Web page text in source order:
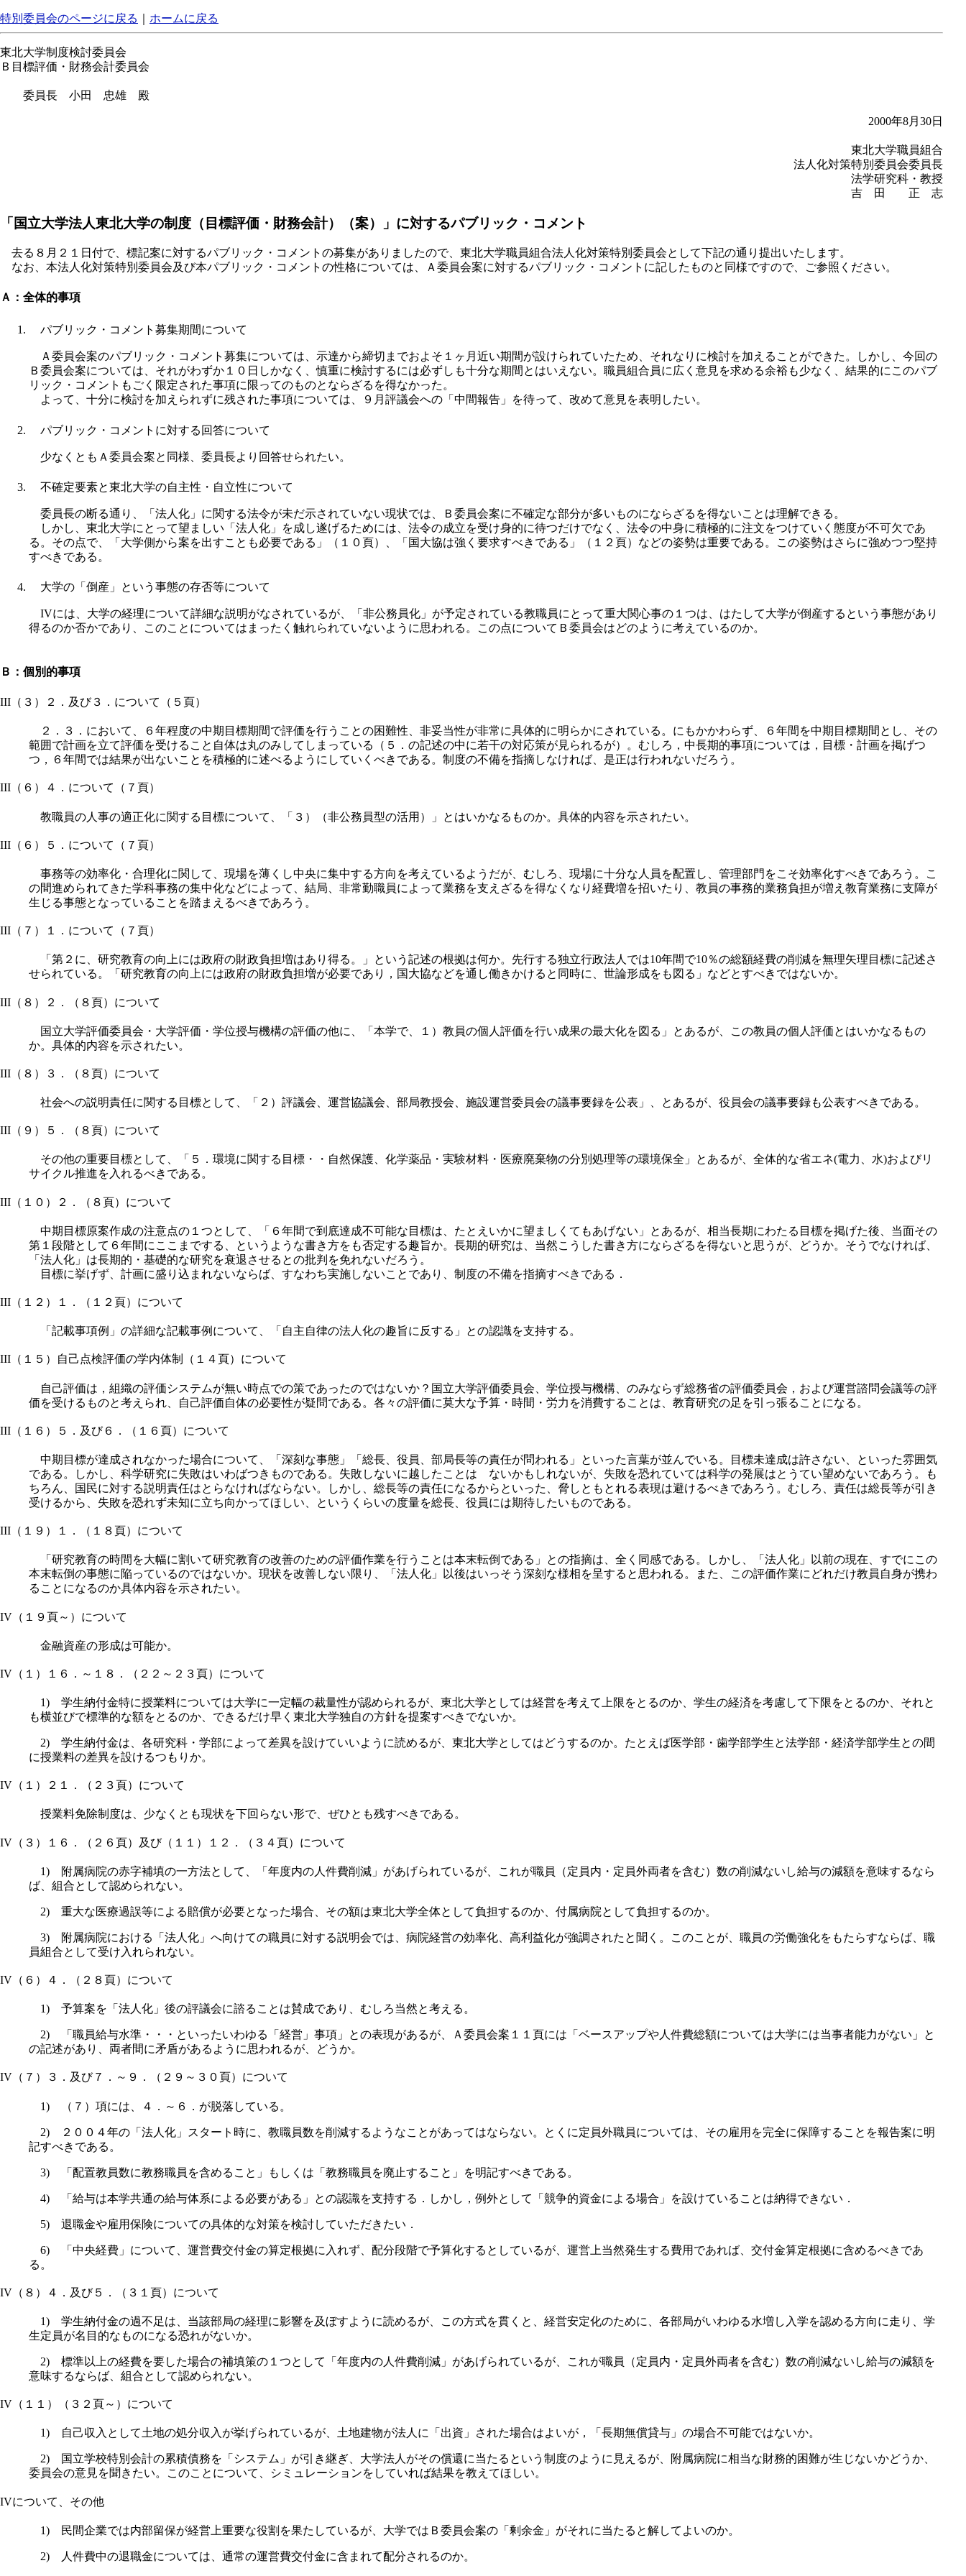
特別委員会のページに戻る ホームに戻る
東北大学制度検討委員会
Ｂ目標評価・財務会計委員会
委員長 小田 忠雄 殿
2000年8月30日
東北大学職員組合
法人化対策特別委員会委員長
法学研究科・教授
吉 田 正 志
「国立大学法人東北大学の制度（目標評価・財務会計）（案）」に対するパブリック・コメント
去る８月２１日付で、標記案に対するパブリック・コメントの募集がありましたので、東北大学職員組合法人化対策特別委員会として下記の通り提出いたします。
なお、本法人化対策特別委員会及び本パブリック・コメントの性格については、Ａ委員会案に対するパブリック・コメントに記したものと同様ですので、ご参照ください。
Ａ：全体的事項
パブリック・コメント募集期間について
Ａ委員会案のパブリック・コメント募集については、示達から締切までおよそ１ヶ月近い期間が設けられていたため、それなりに検討を加えることができた。しかし、今回の
Ｂ委員会案については、それがわずか１０日しかなく、慎重に検討するには必ずしも十分な期間とはいえない。職員組合員に広く意見を求める余裕も少なく、結果的にこのパブ
リック・コメントもごく限定された事項に限ってのものとならざるを得なかった。
よって、十分に検討を加えられずに残された事項については、９月評議会への「中間報告」を待って、改めて意見を表明したい。
パブリック・コメントに対する回答について
少なくともＡ委員会案と同様、委員長より回答せられたい。
不確定要素と東北大学の自主性・自立性について
委員長の断る通り、「法人化」に関する法令が未だ示されていない現状では、Ｂ委員会案に不確定な部分が多いものにならざるを得ないことは理解できる。
しかし、東北大学にとって望ましい「法人化」を成し遂げるためには、法令の成立を受け身的に待つだけでなく、法令の中身に積極的に注文をつけていく態度が不可欠であ
る。その点で、「大学側から案を出すことも必要である」（１０頁）、「国大協は強く要求すべきである」（１２頁）などの姿勢は重要である。この姿勢はさらに強めつつ堅持
すべきである。
大学の「倒産」という事態の存否等について
IVには、大学の経理について詳細な説明がなされているが、「非公務員化」が予定されている教職員にとって重大関心事の１つは、はたして大学が倒産するという事態があり
得るのか否かであり、このことについてはまったく触れられていないように思われる。この点についてＢ委員会はどのように考えているのか。
Ｂ：個別的事項
III（３）２．及び３．について（５頁）
２．３．において、６年程度の中期目標期間で評価を行うことの困難性、非妥当性が非常に具体的に明らかにされている。にもかかわらず、６年間を中期目標期間とし、その
範囲で計画を立て評価を受けること自体は丸のみしてしまっている（５．の記述の中に若干の対応策が見られるが）。むしろ，中長期的事項については，目標・計画を掲げつ
つ，６年間では結果が出ないことを積極的に述べるようにしていくべきである。制度の不備を指摘しなければ、是正は行われないだろう。
III（６）４．について（７頁）
教職員の人事の適正化に関する目標について、「３）（非公務員型の活用）」とはいかなるものか。具体的内容を示されたい。
III（６）５．について（７頁）
事務等の効率化・合理化に関して、現場を薄くし中央に集中する方向を考えているようだが、むしろ、現場に十分な人員を配置し、管理部門をこそ効率化すべきであろう。こ
の間進められてきた学科事務の集中化などによって、結局、非常勤職員によって業務を支えざるを得なくなり経費増を招いたり、教員の事務的業務負担が増え教育業務に支障が
生じる事態となっていることを踏まえるべきであろう。
III（７）１．について（７頁）
「第２に、研究教育の向上には政府の財政負担増はあり得る。」という記述の根拠は何か。先行する独立行政法人では10年間で10％の総額経費の削減を無理矢理目標に記述さ
せられている。「研究教育の向上には政府の財政負担増が必要であり，国大協などを通し働きかけると同時に、世論形成をも図る」などとすべきではないか。
III（８）２．（８頁）について
国立大学評価委員会・大学評価・学位授与機構の評価の他に、「本学で、１）教員の個人評価を行い成果の最大化を図る」とあるが、この教員の個人評価とはいかなるもの
か。具体的内容を示されたい。
III（８）３．（８頁）について
社会への説明責任に関する目標として、「２）評議会、運営協議会、部局教授会、施設運営委員会の議事要録を公表」、とあるが、役員会の議事要録も公表すべきである。
III（９）５．（８頁）について
その他の重要目標として、「５．環境に関する目標・・自然保護、化学薬品・実験材料・医療廃棄物の分別処理等の環境保全」とあるが、全体的な省エネ(電力、水)およびリ
サイクル推進を入れるべきである。
III（１０）２．（８頁）について
中期目標原案作成の注意点の１つとして、「６年間で到底達成不可能な目標は、たとえいかに望ましくてもあげない」とあるが、相当長期にわたる目標を掲げた後、当面その
第１段階として６年間にここまでする、というような書き方をも否定する趣旨か。長期的研究は、当然こうした書き方にならざるを得ないと思うが、どうか。そうでなければ、
「法人化」は長期的・基礎的な研究を衰退させるとの批判を免れないだろう。
目標に挙げず、計画に盛り込まれないならば、すなわち実施しないことであり、制度の不備を指摘すべきである．
III（１２）１．（１２頁）について
「記載事項例」の詳細な記載事例について、「自主自律の法人化の趣旨に反する」との認識を支持する。
III（１５）自己点検評価の学内体制（１４頁）について
自己評価は，組織の評価システムが無い時点での策であったのではないか？国立大学評価委員会、学位授与機構、のみならず総務省の評価委員会，および運営諮問会議等の評
価を受けるものと考えられ、自己評価自体の必要性が疑問である。各々の評価に莫大な予算・時間・労力を消費することは、教育研究の足を引っ張ることになる。
III（１６）５．及び６．（１６頁）について
中期目標が達成されなかった場合について、「深刻な事態」「総長、役員、部局長等の責任が問われる」といった言葉が並んでいる。目標未達成は許さない、といった雰囲気
である。しかし、科学研究に失敗はいわばつきものである。失敗しないに越したことは ないかもしれないが、失敗を恐れていては科学の発展はとうてい望めないであろう。も
ちろん、国民に対する説明責任はとらなければならない。しかし、総長等の責任になるからといった、脅しともとれる表現は避けるべきであろう。むしろ、責任は総長等が引き
受けるから、失敗を恐れず未知に立ち向かってほしい、というくらいの度量を総長、役員には期待したいものである。
III（１９）１．（１８頁）について
「研究教育の時間を大幅に割いて研究教育の改善のための評価作業を行うことは本末転倒である」との指摘は、全く同感である。しかし、「法人化」以前の現在、すでにこの
本末転倒の事態に陥っているのではないか。現状を改善しない限り、「法人化」以後はいっそう深刻な様相を呈すると思われる。また、この評価作業にどれだけ教員自身が携わ
ることになるのか具体内容を示されたい。
IV（１９頁～）について
金融資産の形成は可能か。
IV（１）１６．～１８．（２２～２３頁）について
1) 学生納付金特に授業料については大学に一定幅の裁量性が認められるが、東北大学としては経営を考えて上限をとるのか、学生の経済を考慮して下限をとるのか、それと
も横並びで標準的な額をとるのか、できるだけ早く東北大学独自の方針を提案すべきでないか。
2) 学生納付金は、各研究科・学部によって差異を設けていいように読めるが、東北大学としてはどうするのか。たとえば医学部・歯学部学生と法学部・経済学部学生との間
に授業料の差異を設けるつもりか。
IV（１）２１．（２３頁）について
授業料免除制度は、少なくとも現状を下回らない形で、ぜひとも残すべきである。
IV（３）１６．（２６頁）及び（１１）１２．（３４頁）について
1) 附属病院の赤字補填の一方法として、「年度内の人件費削減」があげられているが、これが職員（定員内・定員外両者を含む）数の削減ないし給与の減額を意味するなら
ば、組合として認められない。
2) 重大な医療過誤等による賠償が必要となった場合、その額は東北大学全体として負担するのか、付属病院として負担するのか。
3) 附属病院における「法人化」へ向けての職員に対する説明会では、病院経営の効率化、高利益化が強調されたと聞く。このことが、職員の労働強化をもたらすならば、職
員組合として受け入れられない。
IV（６）４．（２８頁）について
1) 予算案を「法人化」後の評議会に諮ることは賛成であり、むしろ当然と考える。
2) 「職員給与水準・・・といったいわゆる「経営」事項」との表現があるが、Ａ委員会案１１頁には「ベースアップや人件費総額については大学には当事者能力がない」と
の記述があり、両者間に矛盾があるように思われるが、どうか。
IV（７）３．及び７．～９．（２９～３０頁）について
1) （７）項には、４．～６．が脱落している。
2) ２００４年の「法人化」スタート時に、教職員数を削減するようなことがあってはならない。とくに定員外職員については、その雇用を完全に保障することを報告案に明
記すべきである。
3) 「配置教員数に教務職員を含めること」もしくは「教務職員を廃止すること」を明記すべきである。
4) 「給与は本学共通の給与体系による必要がある」との認識を支持する．しかし，例外として「競争的資金による場合」を設けていることは納得できない．
5) 退職金や雇用保険についての具体的な対策を検討していただきたい．
6) 「中央経費」について、運営費交付金の算定根拠に入れず、配分段階で予算化するとしているが、運営上当然発生する費用であれば、交付金算定根拠に含めるべきであ
る。
IV（８）４．及び５．（３１頁）について
1) 学生納付金の過不足は、当該部局の経理に影響を及ぼすように読めるが、この方式を貫くと、経営安定化のために、各部局がいわゆる水増し入学を認める方向に走り、学
生定員が名目的なものになる恐れがないか。
2) 標準以上の経費を要した場合の補填策の１つとして「年度内の人件費削減」があげられているが、これが職員（定員内・定員外両者を含む）数の削減ないし給与の減額を
意味するならば、組合として認められない。
IV（１１）（３２頁～）について
1) 自己収入として土地の処分収入が挙げられているが、土地建物が法人に「出資」された場合はよいが，「長期無償貸与」の場合不可能ではないか。
2) 国立学校特別会計の累積債務を「システム」が引き継ぎ、大学法人がその償還に当たるという制度のように見えるが、附属病院に相当な財務的困難が生じないかどうか、
委員会の意見を聞きたい。このことについて、シミュレーションをしていれば結果を教えてほしい。
IVについて、その他
1) 民間企業では内部留保が経営上重要な役割を果たしているが、大学ではＢ委員会案の「剰余金」がそれに当たると解してよいのか。
2) 人件費中の退職金については、通常の運営費交付金に含まれて配分されるのか。